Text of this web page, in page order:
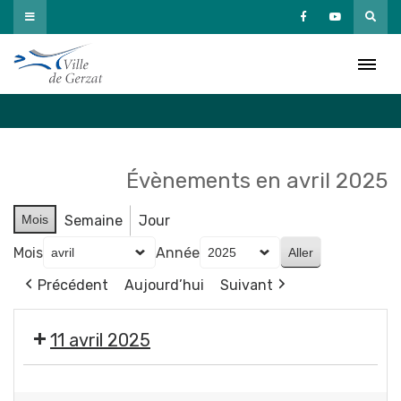
Passer
au
contenu
Évènements en avril 2025
Mois Semaine
Jour
Mois
Année
Précédent
Aujourd’hui Suivant
11 avril 2025